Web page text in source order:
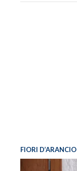
FIORI D’ARANCIO